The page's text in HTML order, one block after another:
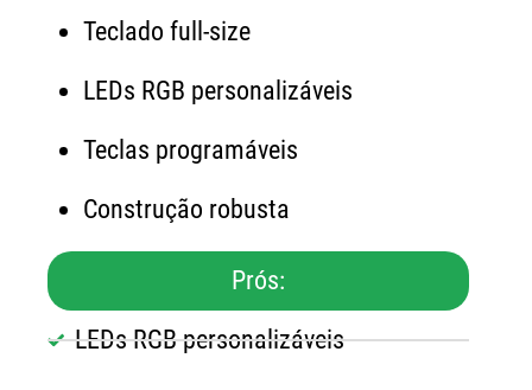
Teclado full-size
LEDs RGB personalizáveis
Teclas programáveis
Construção robusta
Prós:
LEDs RGB personalizáveis